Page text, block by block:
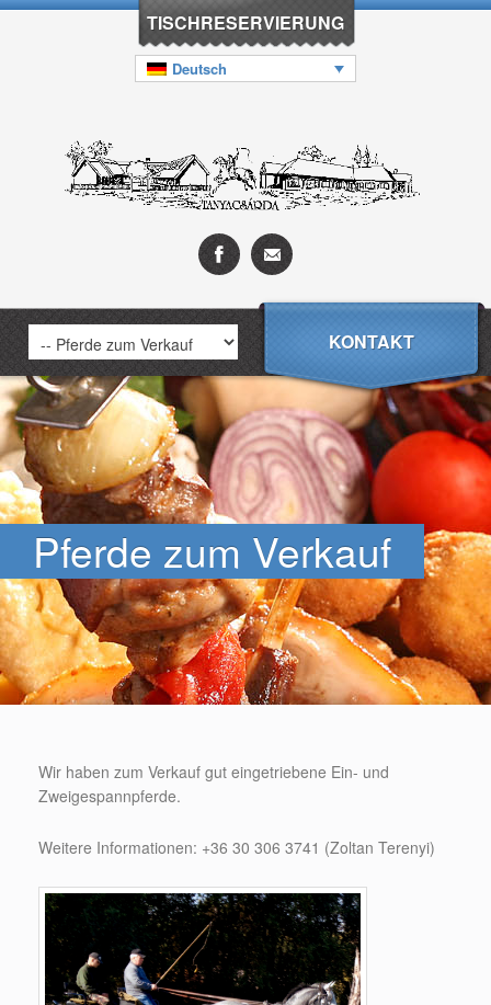
TISCHRESERVIERUNG
Deutsch
KONTAKT
Pferde zum Verkauf
Wir haben zum Verkauf gut eingetriebene Ein- und
Zweigespannpferde.
Weitere Informationen: +36 30 306 3741 (Zoltan Terenyi)